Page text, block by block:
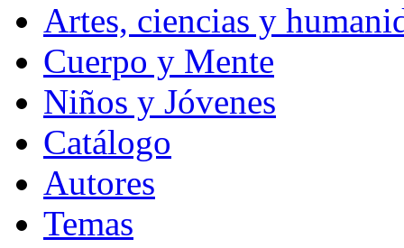
Artes, ciencias y
Cuerpo y Mente
Niños y Jóvenes
Catálogo
Autores
Temas